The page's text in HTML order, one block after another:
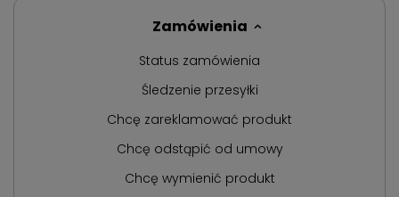
Zamówienia
Status zamówienia
Śledzenie przesyłki
Chcę zareklamować produkt
Chcę odstąpić od umowy
Chcę wymienić produkt